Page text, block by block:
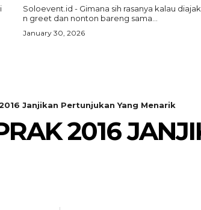
Soloevent.id - Gimana sih rasanya kalau
n greet dan nonton bareng sama...
January 30, 2026